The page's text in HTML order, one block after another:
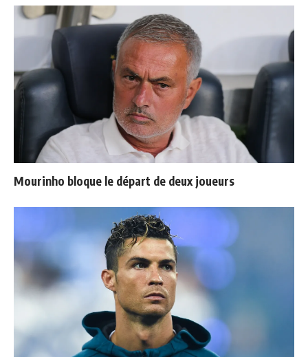
Mourinho bloque le départ de deux joueurs